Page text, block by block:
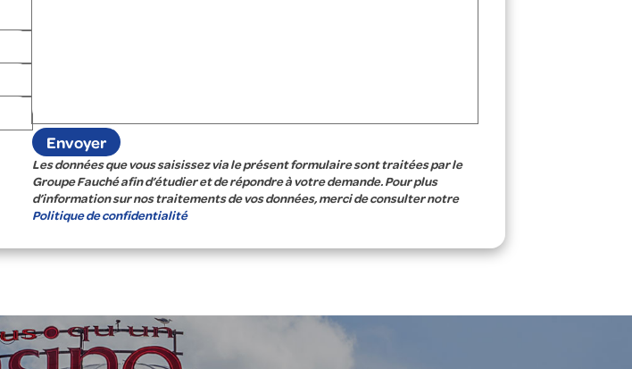
Les données que vous saisissez via le présent formulaire sont traitées par le
Groupe Fauché afin d’étudier et de répondre à votre demande. Pour plus
d’information sur nos traitements de vos données, merci de consulter notre
Politique de confidentialité